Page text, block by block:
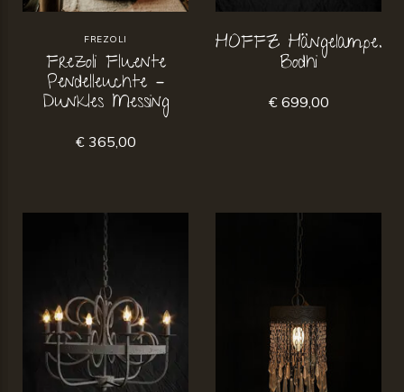
FREZOLI
Frezoli Fluente
Pendelleuchte –
Dunkles Messing
€ 365,00
HOFFZ Hängelampe.
Bodhi
€ 699,00